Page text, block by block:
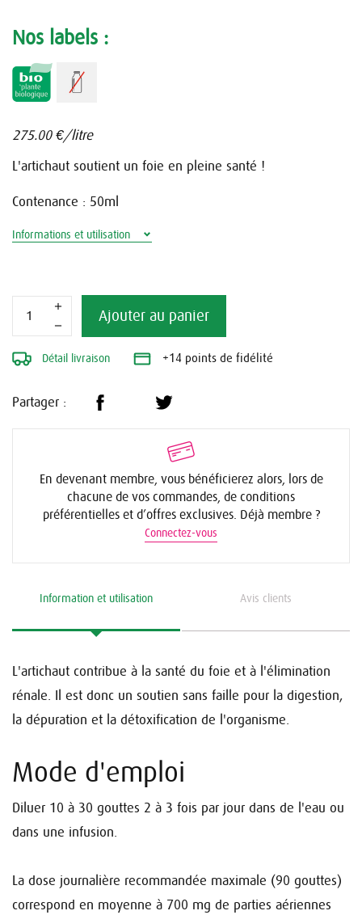
Nos labels :
275.00 €/litre
L'artichaut soutient un foie en pleine santé !
Contenance : 50ml
Informations et utilisation
Ajouter au panier
Détail livraison +14 points de fidélité
Partager :
En devenant membre, vous bénéficierez alors, lors de
chacune de vos commandes, de conditions
préférentielles et d’offres exclusives. Déjà membre ?
Connectez-vous
Information et utilisation Avis clients
L'artichaut contribue à la santé du foie et à l'élimination
rénale. Il est donc un soutien sans faille pour la digestion,
la dépuration et la détoxification de l'organisme.
Mode d'emploi
Diluer 10 à 30 gouttes 2 à 3 fois par jour dans de l'eau ou
dans une infusion.
La dose journalière recommandée maximale (90 gouttes)
correspond en moyenne à 700 mg de parties aériennes